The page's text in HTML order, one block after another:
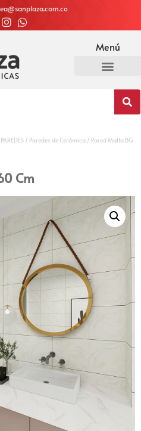
Menú
PAREDES / Paredes de Cerámica / Pared Malta BG
Cm